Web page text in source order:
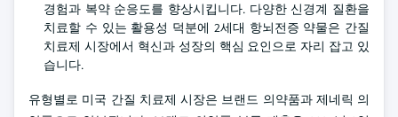
경험과 복약 순응도를 향상시킵니다. 다양한 신경계 질환을
치료할 수 있는 활용성 덕분에 2세대 항뇌전증 약물은 간질
치료제 시장에서 혁신과 성장의 핵심 요인으로 자리 잡고 있
습니다.
유형별로 미국 간질 치료제 시장은 브랜드 의약품과 제네릭 의